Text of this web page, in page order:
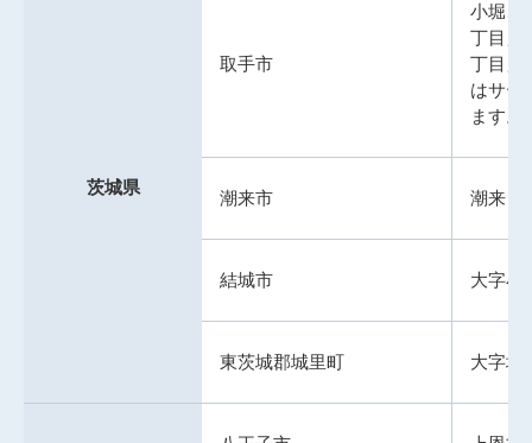
茨城県
取手市
小堀、
丁目」
丁目」
はサー
ます。
潮来市 潮来
結城市 大字小
東茨城郡城里町 大字塩